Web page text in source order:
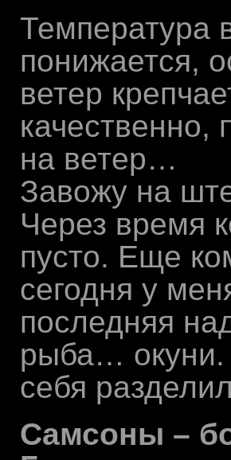
Температура
понижается,
ветер
качественно,
на ветер…
Завожу на
Через время
пусто. Еще
сегодня у
последняя
рыба… окуни.
себя
Самсоны –